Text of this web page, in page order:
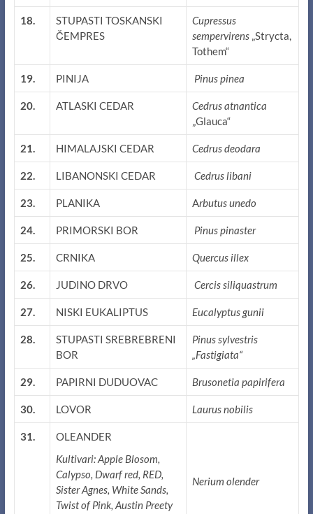
18.
STUPASTI TOSKANSKI
ČEMPRES
Cupressus
sempervirens„Strycta,
Tothem“
19. PINIJA Pinus pinea
20. ATLASKI CEDAR
Cedrus atnantica
„Glauca“
21. HIMALAJSKI CEDAR Cedrus deodara
22. LIBANONSKI CEDAR Cedrus libani
23. PLANIKA Arbutus unedo
24. PRIMORSKI BOR Pinus pinaster
25. CRNIKA Quercus illex
26. JUDINO DRVO Cercis siliquastrum
27. NISKI EUKALIPTUS Eucalyptus gunii
28.
STUPASTI SREBREBRENI
BOR
Pinus sylvestris
„Fastigiata“
29. PAPIRNI DUDUOVAC Brusonetia papirifera
30. LOVOR Laurus nobilis
31.
OLEANDER
Kultivari: Apple Blosom,
Calypso, Dwarf red, RED,
Sister Agnes, White Sands,
Twist of Pink, Austin Preety
Nerium olender